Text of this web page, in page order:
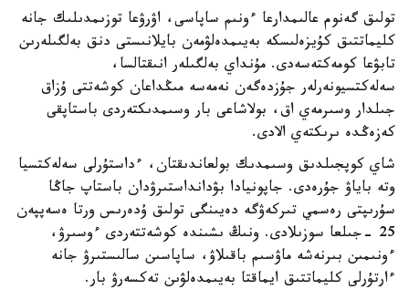
تولىق گەنوم عالىمدارعا ءونىم ساپاسى، اۋرۋعا توزىمدىلىك جانە
كليماتتىق كۇيزەلىسكە بەيىمدەلۋمەن بايلانىستى دنق بەلگىلەرىن
تابۋعا كومەكتەسەدى. مۇنداي بەلگىلەر انىقتالسا،
سەلەكتسيونەرلەر جۇزدەگەن نەمەسە مىڭداعان كوشەتتى ۇزاق
جىلدار وسىرمەي اق، بولاشاعى بار وسىمدىكتەردى باستاپقى
كەزەڭدە ىرىكتەي الادى.
شاي كوپجىلدىق وسىمدىك بولعاندىقتان، ءداستۇرلى سەلەكتسيا
وتە باياۋ جۇرەدى. جاپونيادا بۋدانداستىرۋدان باستاپ جاڭا
سۇرىپتى رەسمي تىركەۋگە دەيىنگى تولىق ۇدەرىس ورتا ەسەپپەن
25 -جىلعا سوزىلادى. ونىڭ ىشىندە كوشەتتەردى ءوسىرۋ،
ءونىمىن بىرنەشە ماۋسىم باقىلاۋ، ساپاسىن سالىستىرۋ جانە
ءارتۇرلى كليماتتىق ايماقتا بەيىمدەلۋىن تەكسەرۋ بار.